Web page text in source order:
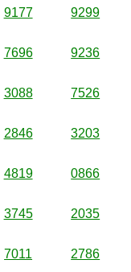
9177 9299
7696 9236
3088 7526
2846 3203
4819 0866
3745 2035
7011 2786